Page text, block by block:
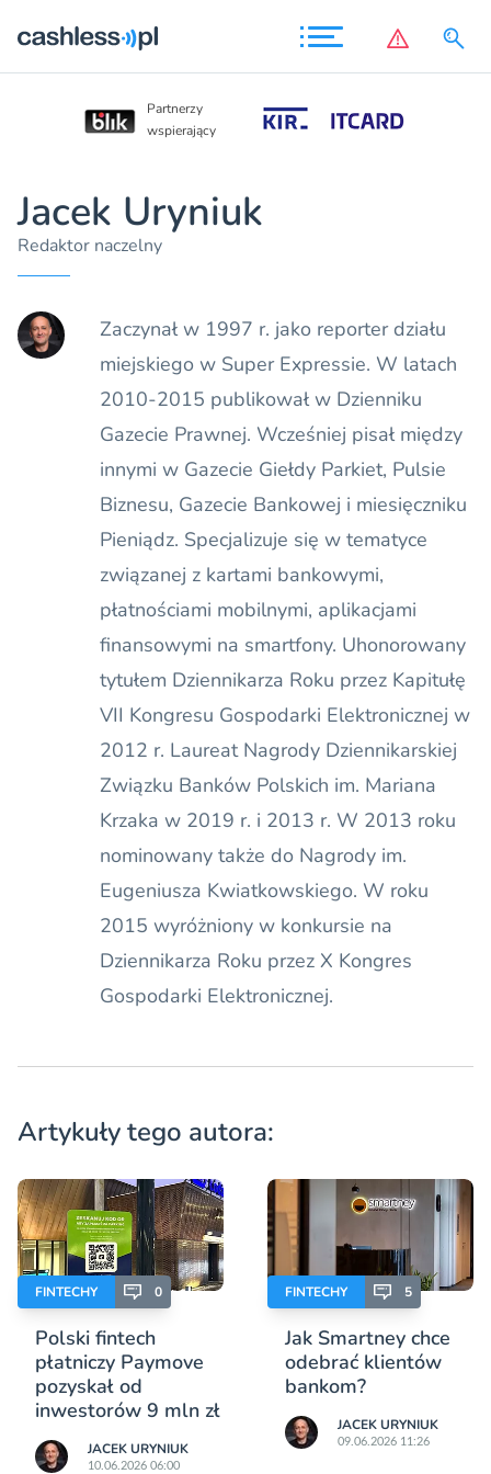
Partnerzy
wspierający
Jacek Uryniuk
Redaktor naczelny
Zaczynał w 1997 r. jako reporter działu
miejskiego w Super Expressie. W latach
2010-2015 publikował w Dzienniku
Gazecie Prawnej. Wcześniej pisał między
innymi w Gazecie Giełdy Parkiet, Pulsie
Biznesu, Gazecie Bankowej i miesięczniku
Pieniądz. Specjalizuje się w tematyce
związanej z kartami bankowymi,
płatnościami mobilnymi, aplikacjami
finansowymi na smartfony. Uhonorowany
tytułem Dziennikarza Roku przez Kapitułę
VII Kongresu Gospodarki Elektronicznej w
2012 r. Laureat Nagrody Dziennikarskiej
Związku Banków Polskich im. Mariana
Krzaka w 2019 r. i 2013 r. W 2013 roku
nominowany także do Nagrody im.
Eugeniusza Kwiatkowskiego. W roku
2015 wyróżniony w konkursie na
Dziennikarza Roku przez X Kongres
Gospodarki Elektronicznej.
Artykuły tego autora:
FINTECHY 0
Polski fintech
płatniczy Paymove
pozyskał od
inwestorów 9 mln zł
JACEK URYNIUK
10.06.2026 06:00
FINTECHY 5
Jak Smartney chce
odebrać klientów
bankom?
JACEK URYNIUK
09.06.2026 11:26